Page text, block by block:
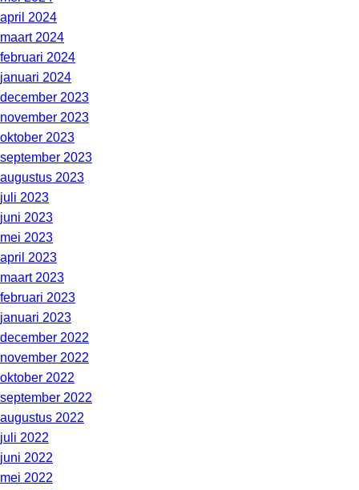
april 2024
maart 2024
februari 2024
januari 2024
december 2023
november 2023
oktober 2023
september 2023
augustus 2023
juli 2023
juni 2023
mei 2023
april 2023
maart 2023
februari 2023
januari 2023
december 2022
november 2022
oktober 2022
september 2022
augustus 2022
juli 2022
juni 2022
mei 2022